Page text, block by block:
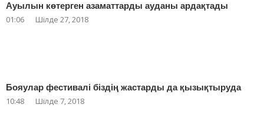
Ауылын көтерген азаматтарды ауданы ардақтады
01:06 Шілде 27, 2018
Бояулар фестивалі біздің жастарды да қызықтыруда
10:48 Шілде 7, 2018